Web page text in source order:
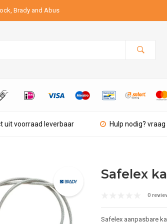
Brady and Abus
uit voorraad leverbaar Hulp nodig?
Safelex
0
Safelex aanpasbare